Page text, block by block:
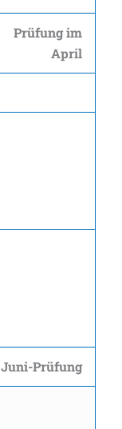
Prüfung im
April
Juni-Prüfung